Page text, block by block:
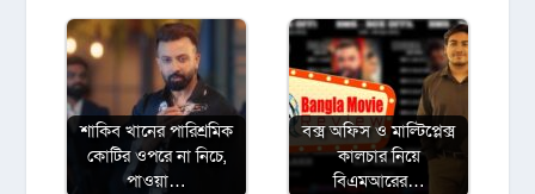
শাকিব খানের পারিশ্রমিক
কোটির ওপরে না নিচে,
পাওয়া…
বক্স অফিস ও মাল্টিপ্লেক্স
কালচার নিয়ে
বিএমআরের…